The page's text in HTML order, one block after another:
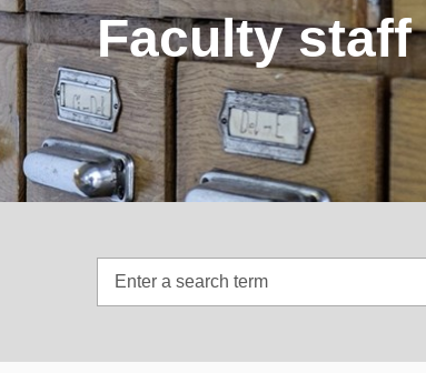
Faculty staff